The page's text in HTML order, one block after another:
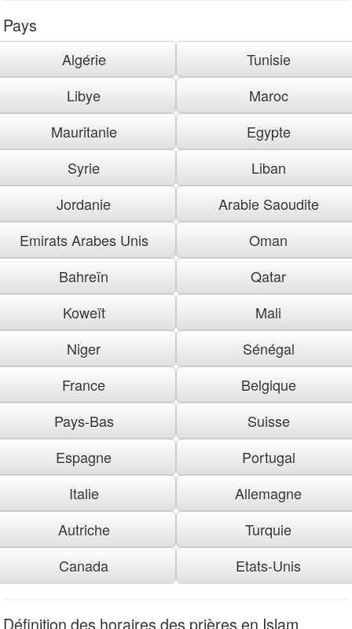
Pays
Algérie
Tunisie
Libye
Maroc
Mauritanie
Egypte
Syrie
Liban
Jordanie
Arabie Saoudite
Emirats Arabes Unis
Oman
Bahreïn
Qatar
Koweït
Mali
Niger
Sénégal
France
Belgique
Pays-Bas
Suisse
Espagne
Portugal
Italie
Allemagne
Autriche
Turquie
Canada
Etats-Unis
Définition des horaires des prières en Islam